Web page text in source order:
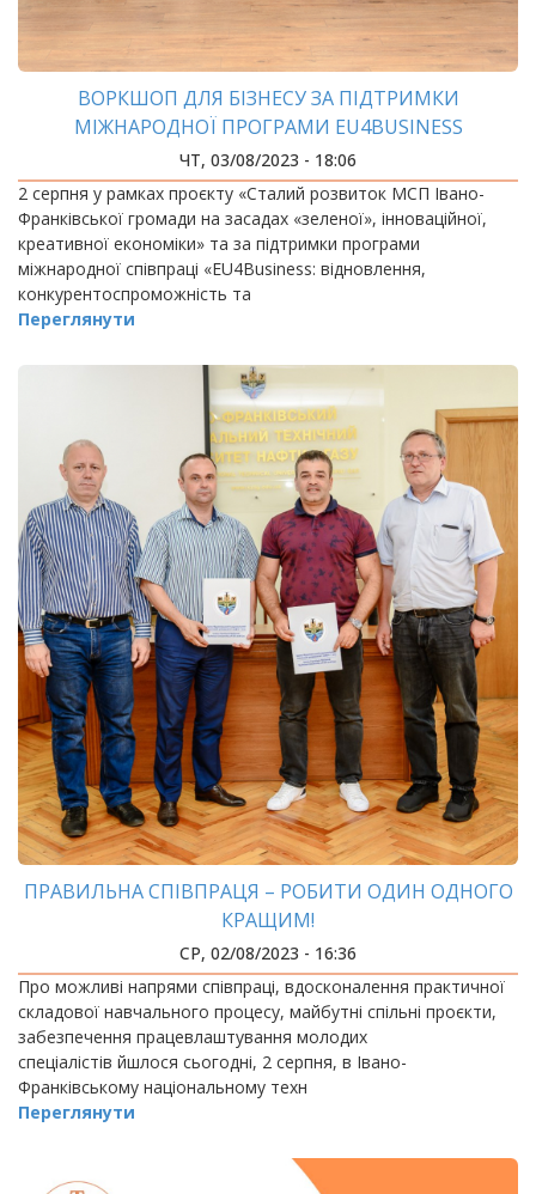
ВОРКШОП ДЛЯ БІЗНЕСУ ЗА ПІДТРИМКИ
МІЖНАРОДНОЇ ПРОГРАМИ EU4BUSINESS
ЧТ, 03/08/2023 - 18:06
2 серпня у рамках проєкту «Сталий розвиток МСП Івано-
Франківської громади на засадах «зеленої», інноваційної,
креативної економіки» та за підтримки програми
міжнародної співпраці «EU4Business: відновлення,
конкурентоспроможність та
Переглянути
ПРАВИЛЬНА СПІВПРАЦЯ – РОБИТИ ОДИН ОДНОГО
КРАЩИМ!
СР, 02/08/2023 - 16:36
Про можливі напрями співпраці, вдосконалення практичної
складової навчального процесу, майбутні спільні проєкти,
забезпечення працевлаштування молодих
спеціалістів йшлося сьогодні, 2 серпня, в Івано-
Франківському національному техн
Переглянути